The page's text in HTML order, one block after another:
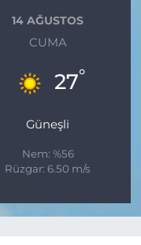
14 AĞUSTOS
CUMA
27°
Güneşli
Nem: %56
Rüzgar: 6.50 m/s